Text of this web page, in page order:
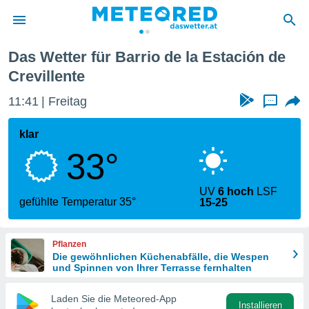
dass
von
diese
die
Das Wetter für Barrio de la Estación de
Crevillente
11:41 Freitag ...
klar
33°
gefühlte Temperatur 35°
UV6 hoch LSF
15-25
Pflanzen
Die gewöhnlichen Küchenabfälle, die Wespen
und Spinnen von Ihrer Terrasse fernhalten
Laden Sie die Meteored-App
Installieren